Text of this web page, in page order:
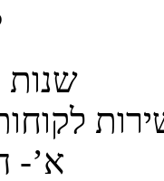
25 +
א’- ה’: